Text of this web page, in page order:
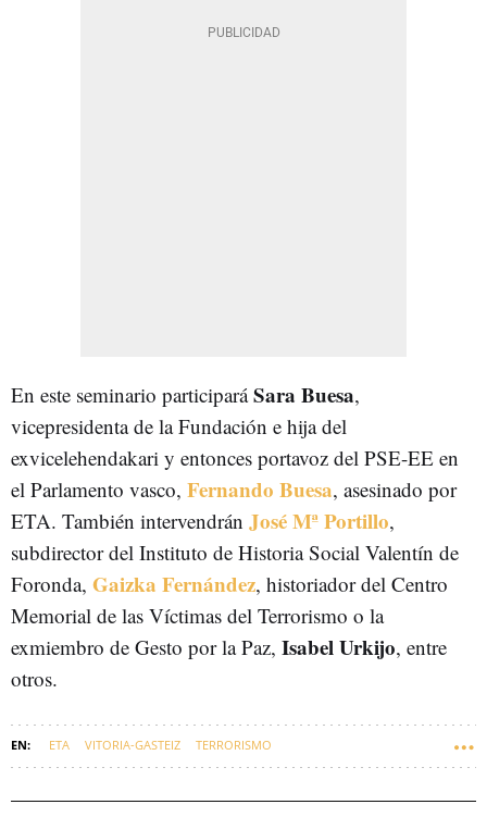
En este seminario participaráSara Buesa,
vicepresidenta de la Fundación e hija del
exvicelehendakari y entonces portavoz del PSE-EE en
el Parlamento vasco, Fernando Buesa, asesinado por
ETA. También intervendrán José Mª Portillo,
subdirector del Instituto de Historia Social Valentín de
Foronda, Gaizka Fernández, historiador del Centro
Memorial de las Víctimas del Terrorismo o la
exmiembro de Gesto por la Paz, Isabel Urkijo, entre
otros.
ETA VITORIA-GASTEIZ TERRORISMO